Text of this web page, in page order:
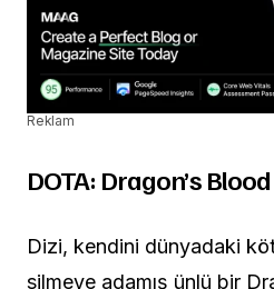
Reklam
DOTA: Dragon’s
Dizi, kendini dünyadaki
silmeye adamış ünlü bir